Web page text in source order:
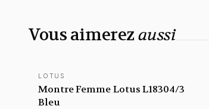
Vous aimerezaussi
LOTUS
Montre Femme Lotus L18304/3
Bleu